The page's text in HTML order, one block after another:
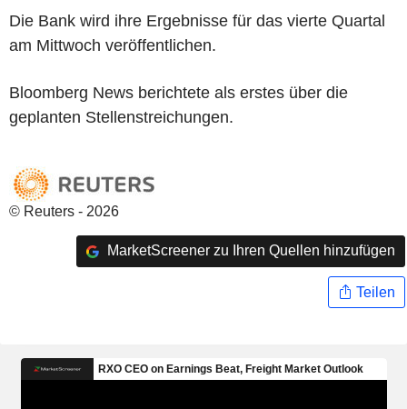
Die Bank wird ihre Ergebnisse für das vierte Quartal
am Mittwoch veröffentlichen.
Bloomberg News berichtete als erstes über die
geplanten Stellenstreichungen.
© Reuters - 2026
MarketScreener zu Ihren Quellen hinzufügen
Teilen